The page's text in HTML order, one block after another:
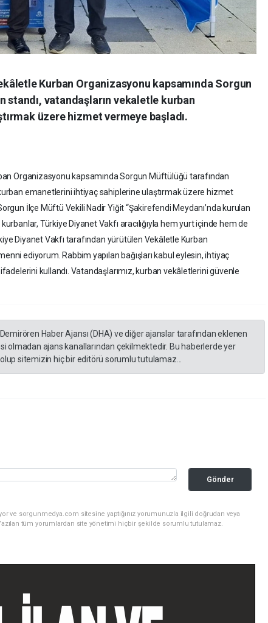
Kurban Organizasyonu kapsamında Sorgun
vatandaşların vekaletle kurban
üzere hizmet vermeye başladı.
Organizasyonu kapsamında Sorgun Müftülüğü tarafından
emanetlerini ihtiyaç sahiplerine ulaştırmak üzere hizmet
İlçe Müftü Vekili Nadir Yiğit “Şakirefendi Meydanı’nda kurulan
Türkiye Diyanet Vakfı aracılığıyla hem yurt içinde hem de
Diyanet Vakfı tarafından yürütülen Vekâletle Kurban
ediyorum. Rabbim yapılan bağışları kabul eylesin, ihtiyaç
kullandı. Vatandaşlarımız, kurban vekâletlerini güvenle
Haber Ajansı (DHA) ve diğer ajanslar tarafından eklenen
ajans kanallarından çekilmektedir. Bu haberlerde yer
sitemizin hiç bir editörü sorumlu tutulamaz...
Gönder
ve sorgunmedya.com sitesine yaptığınız yorumunuzla ilgili doğrudan veya
tüm yorumlardan site yönetimi hiçbir şekilde sorumlu tutulamaz.